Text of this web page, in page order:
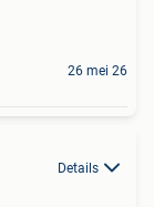
26 mei 26
Details